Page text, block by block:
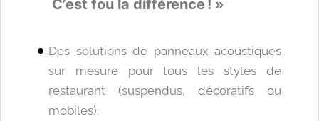
C’est fou la différence ! »
Des solutions de panneaux acoustiques
sur mesure pour tous les styles de
restaurant (suspendus, décoratifs ou
mobiles).